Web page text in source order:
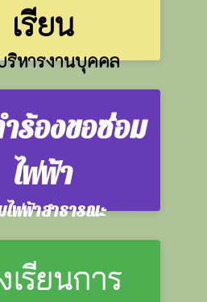
เรียน
ริหารงานบุคคล
ร้องขอซ่อม
ไฟฟ้า
ไฟฟ้าสาธารณะ
เรียน​การ